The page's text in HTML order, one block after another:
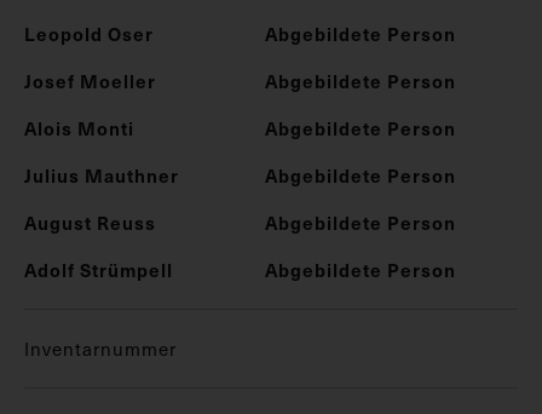
Leopold Oser
Abgebildete Person
Josef Moeller
Abgebildete Person
Alois Monti
Abgebildete Person
Julius Mauthner
Abgebildete Person
August Reuss
Abgebildete Person
Adolf Strümpell
Abgebildete Person
Inventarnummer